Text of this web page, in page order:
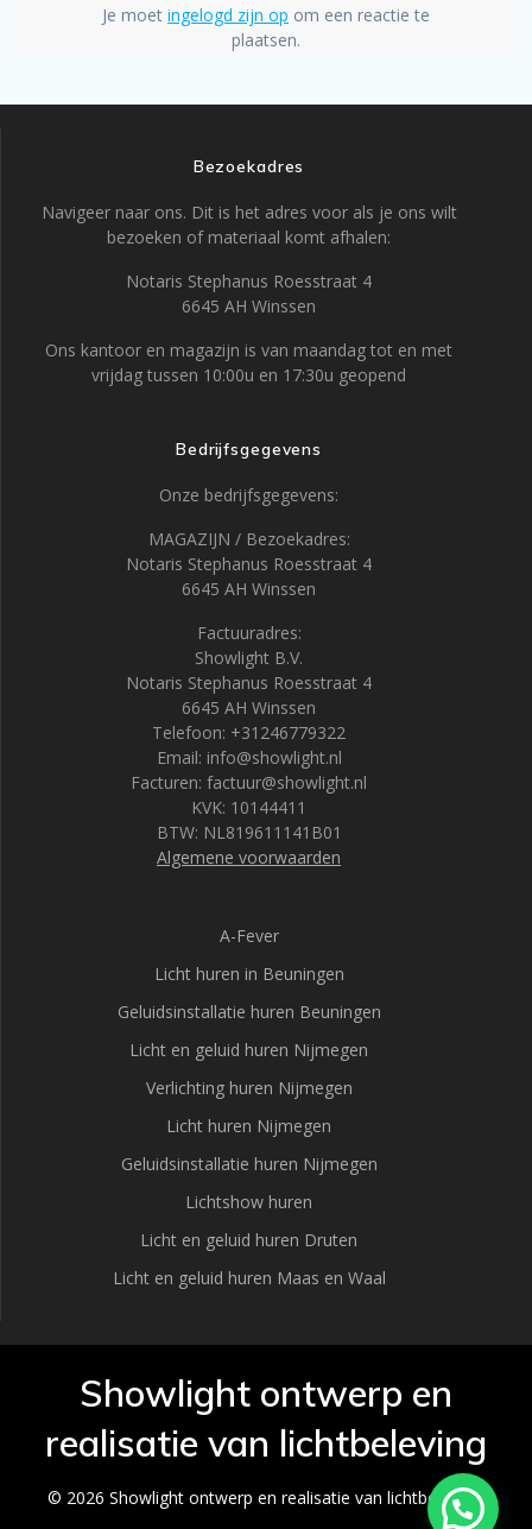
Je moet ingelogd zijn op om een reactie te
plaatsen.
Bezoekadres
Navigeer naar ons. Dit is het adres voor als je ons wilt
bezoeken of materiaal komt afhalen:
Notaris Stephanus Roesstraat 4
6645 AH Winssen
Ons kantoor en magazijn is van maandag tot en met
vrijdag tussen 10:00u en 17:30u geopend
Bedrijfsgegevens
Onze bedrijfsgegevens:
MAGAZIJN / Bezoekadres:
Notaris Stephanus Roesstraat 4
6645 AH Winssen
Factuuradres:
Showlight B.V.
Notaris Stephanus Roesstraat 4
6645 AH Winssen
Telefoon: +31246779322
Email: info@showlight.nl
Facturen: factuur@showlight.nl
KVK: 10144411
BTW: NL819611141B01
Algemene voorwaarden
A-Fever
Licht huren in Beuningen
Geluidsinstallatie huren Beuningen
Licht en geluid huren Nijmegen
Verlichting huren Nijmegen
Licht huren Nijmegen
Geluidsinstallatie huren Nijmegen
Lichtshow huren
Licht en geluid huren Druten
Licht en geluid huren Maas en Waal
Showlight ontwerp en
realisatie van lichtbeleving
© 2026 Showlight ontwerp en realisatie van lichtbeleving.